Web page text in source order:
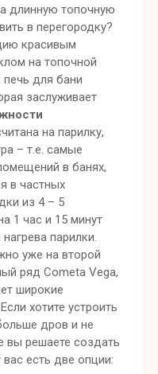
длинную топочную
в перегородку?
красивым
на топочной
печь для бани
заслуживает
на парилку,
– т.е. самые
в банях,
в частных
из 4 – 5
1 час и 15 минут
парилки.
уже на второй
ряд Cometa Vega,
широкие
хотите устроить
дров и не
вы решаете создать
есть две опции: